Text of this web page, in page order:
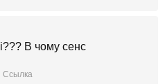
В чому сенс
Ссылка